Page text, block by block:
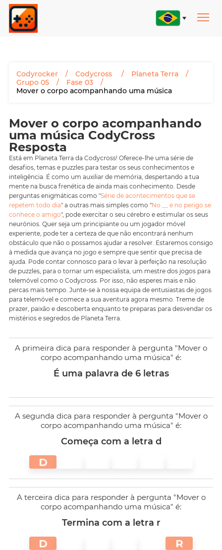
Codyrocker Codycross
Planeta Terra
Grupo 05
Fase 03
Mover o corpo acompanhando uma música
Mover o corpo acompanhando
uma música CodyCross
Resposta
Está em Planeta Terra da Codycross! Oferece-lhe uma série de
desafios, temas e puzzles para testar os seus conhecimentos e
inteligência. É como um auxiliar de memória, despertando a tua
mente na busca frenética de ainda mais conhecimento. Desde
perguntas enigmáticas como "Série de acontecimentos que se
repetem todo dia" a outras mais simples como "No __ e no perigo se
conhece o amigo", pode exercitar o seu cérebro e estimular os seus
neurónios. Quer seja um principiante ou um jogador móvel
experiente, pode ter a certeza de que não encontrará nenhum
obstáculo que não o possamos ajudar a resolver. Estaremos consigo
à medida que avança no jogo e sempre que sentir que precisa de
ajuda. Pode contar connosco para o levar à perfeição na resolução
de puzzles, para o tornar um especialista, um mestre dos jogos para
telemóvel como o Codycross. Por isso, não esperes mais e não
percas mais tempo. Junte-se à nossa equipa de entusiastas de jogos
para telemóvel e comece a sua aventura agora mesmo. Treme de
prazer, paixão e descoberta enquanto te preparas para desvendar os
mistérios e segredos de Planeta Terra.
A primeira dica para responder à pergunta "Mover o
corpo acompanhando uma música" é:
É uma palavra de 6 letras
A segunda dica para responder à pergunta "Mover o
corpo acompanhando uma música" é:
Começa com a letra d
D
A terceira dica para responder à pergunta "Mover o
corpo acompanhando uma música" é:
Termina com a letra r
D R